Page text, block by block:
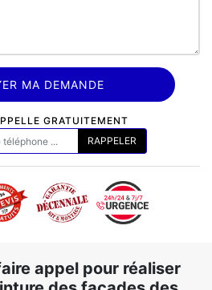
GRATUITEMENT
appel pour réaliser